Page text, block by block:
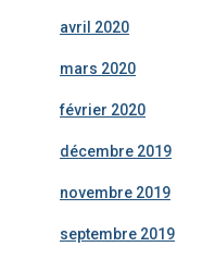
avril 2020
mars 2020
février 2020
décembre 2019
novembre 2019
septembre 2019